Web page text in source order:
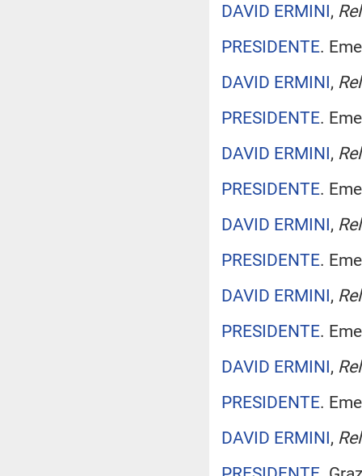
DAVID ERMINI,
PRESIDENTE.
DAVID ERMINI,
PRESIDENTE.
DAVID ERMINI,
PRESIDENTE.
DAVID ERMINI,
PRESIDENTE.
DAVID ERMINI,
PRESIDENTE.
DAVID ERMINI,
PRESIDENTE.
DAVID ERMINI,